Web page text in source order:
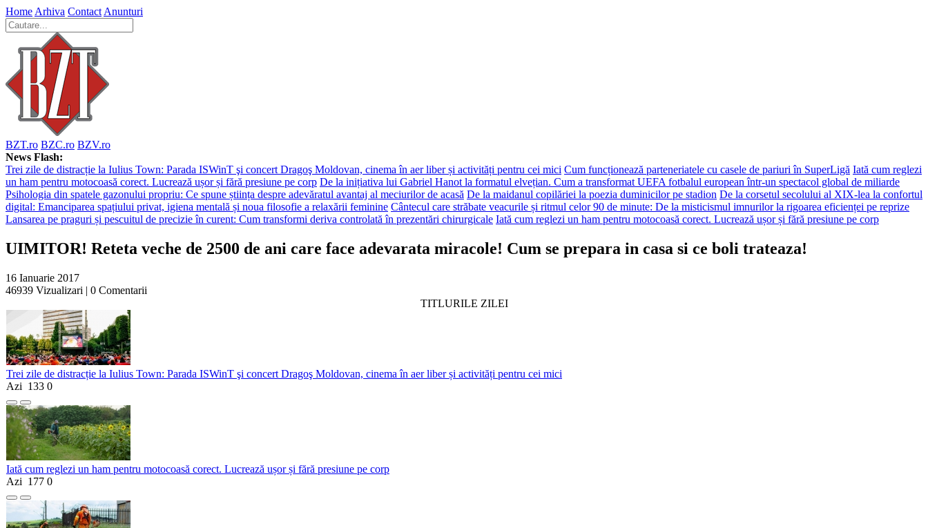
Home Arhiva Contact Anunturi
BZT.ro BZC.ro BZV.ro
News Flash:
Trei zile de distracție la Iulius Town: Parada ISWinT şi concert Dragoş Moldovan, cinema în aer liber și activități pentru cei mici Cum funcționează parteneriatele cu casele de pariuri în SuperLigă Iată cum reglezi
un ham pentru motocoasă corect. Lucrează ușor și fără presiune pe corp De la inițiativa lui Gabriel Hanot la formatul elvețian. Cum a transformat UEFA fotbalul european într-un spectacol global de miliarde
Psihologia din spatele gazonului propriu: Ce spune știința despre adevăratul avantaj al meciurilor de acasă De la maidanul copilăriei la poezia duminicilor pe stadion De la corsetul secolului al XIX-lea la confortul
digital: Emanciparea spațiului privat, igiena mentală și noua filosofie a relaxării feminine Cântecul care străbate veacurile și ritmul celor 90 de minute: De la misticismul imnurilor la rigoarea eficienței pe reprize
Lansarea pe praguri și pescuitul de precizie în curent: Cum transformi deriva controlată în prezentări chirurgicale Iată cum reglezi un ham pentru motocoasă corect. Lucrează ușor și fără presiune pe corp
UIMITOR! Reteta veche de 2500 de ani care face adevarata miracole! Cum se prepara in casa si ce boli trateaza!
16 Ianuarie 2017
46939 Vizualizari | 0 Comentarii
TITLURILE ZILEI
Trei zile de distracție la Iulius Town: Parada ISWinT şi concert Dragoş Moldovan, cinema în aer liber și activități pentru cei mici
Azi 133 0
Iată cum reglezi un ham pentru motocoasă corect. Lucrează ușor și fără presiune pe corp
Azi 177 0